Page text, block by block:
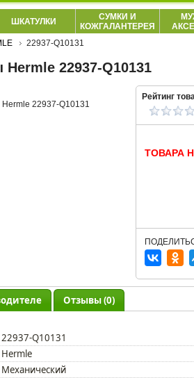
ШКАТУЛКИ
СУМКИ И
КОЖГАЛАНТЕРЕЯ
22937-Q10131
22937-Q10131
Рейтинг
ТОВАРА
Отзывы (0)
22937-Q10131
Hermle
Механический